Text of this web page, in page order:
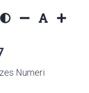
Numeri